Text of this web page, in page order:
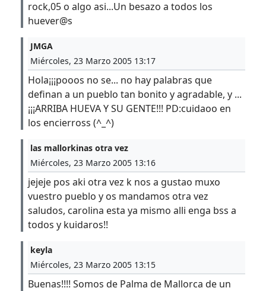
rock,05 o algo asi...Un besazo a todos los
huever@s
JMGA
Miércoles, 23 Marzo 2005 13:17
Hola¡¡¡pooos no se... no hay palabras que
definan a un pueblo tan bonito y agradable, y ...
¡¡¡ARRIBA HUEVA Y SU GENTE!!! PD:cuidaoo en
los encierross (^_^)
las mallorkinas otra vez
Miércoles, 23 Marzo 2005 13:16
jejeje pos aki otra vez k nos a gustao muxo
vuestro pueblo y os mandamos otra vez
saludos, carolina esta ya mismo alli enga bss a
todos y kuidaros!!
keyla
Miércoles, 23 Marzo 2005 13:15
Buenas!!!! Somos de Palma de Mallorca de un